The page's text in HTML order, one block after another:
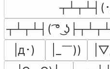
┬┴┬┴┤(
┬┴┬┴┤( ͡°
|д･)
|_￣))